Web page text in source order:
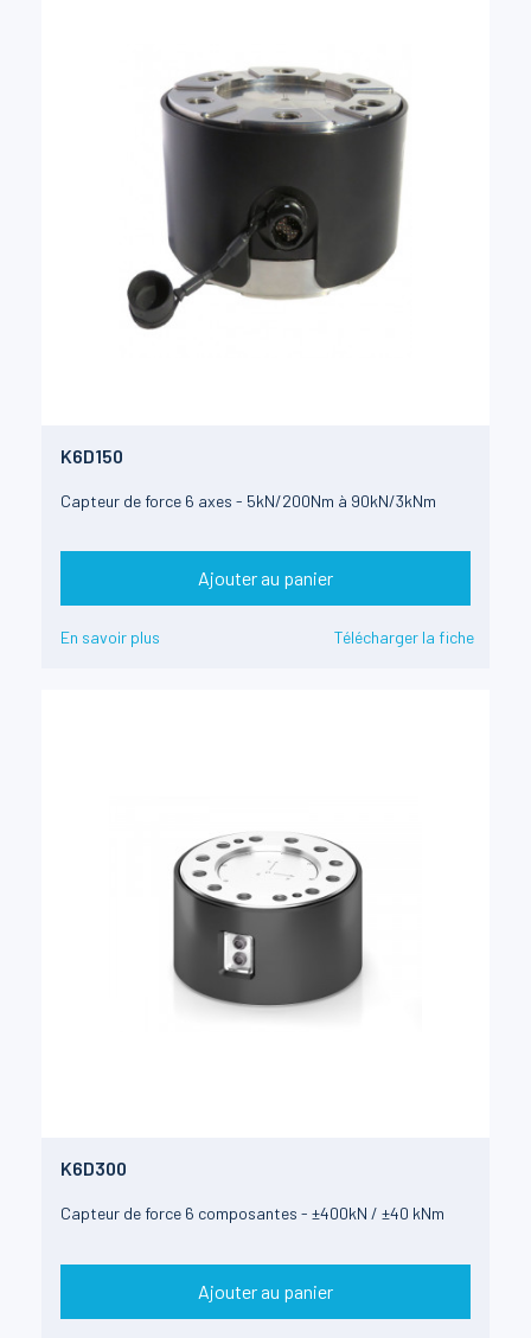
K6D150
Capteur de force 6 axes - 5kN/200Nm à 90kN/3kNm
Ajouter au panier
En savoir plus Télécharger la fiche
K6D300
Capteur de force 6 composantes - ±400kN / ±40 kNm
Ajouter au panier